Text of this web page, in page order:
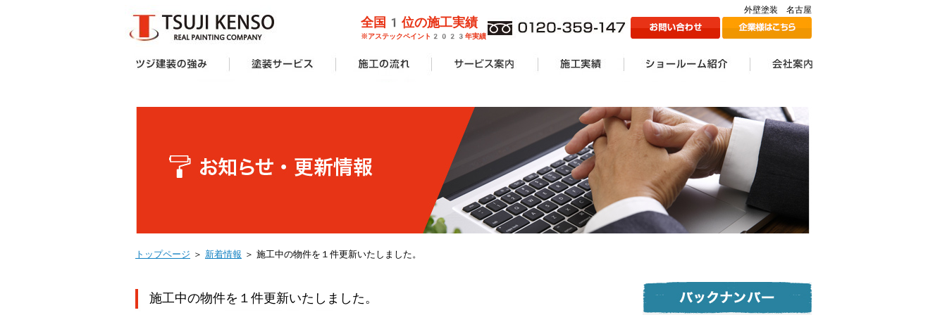
外壁塗装 名古屋
全国1位の施工実績
※アステックペイント2023年実績
トップページ ＞ 新着情報 ＞ 施工中の物件を１件更新いたしました。
施工中の物件を１件更新いたしました。